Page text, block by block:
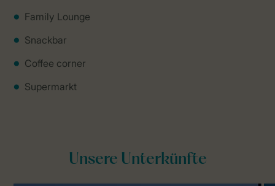
Family Lounge
Snackbar
Coffee corner
Supermarkt